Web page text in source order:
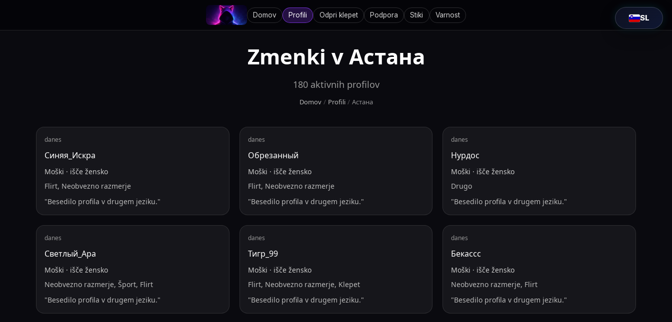
Domov Profili Odpri klepet Podpora Stiki Varnost SL
Zmenki v Астана
180 aktivnih profilov
Domov / Profili / Астана
danes
Синяя_Искра
Moški · išče žensko
Flirt, Neobvezno razmerje
"Besedilo profila v drugem jeziku."
danes
Обрезанный
Moški · išče žensko
Flirt, Neobvezno razmerje
"Besedilo profila v drugem jeziku."
danes
Нурдос
Moški · išče žensko
Drugo
"Besedilo profila v drugem jeziku."
danes
Светлый_Ара
Moški · išče žensko
Neobvezno razmerje, Šport, Flirt
"Besedilo profila v drugem jeziku."
danes
Тигр_99
Moški · išče žensko
Flirt, Neobvezno razmerje, Klepet
"Besedilo profila v drugem jeziku."
danes
Бекассс
Moški · išče žensko
Neobvezno razmerje, Flirt
"Besedilo profila v drugem jeziku."